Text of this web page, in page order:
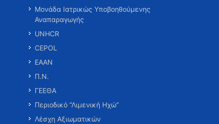
Μονάδα Ιατρικώς Υποβοηθούμενης
Αναπαραγωγής
UNHCR
CEPOL
ΕΑΑΝ
Π.Ν.
ΓΕΕΘΑ
Περιοδικό “Λιμενική Ηχώ”
Λέσχη Αξιωματικών